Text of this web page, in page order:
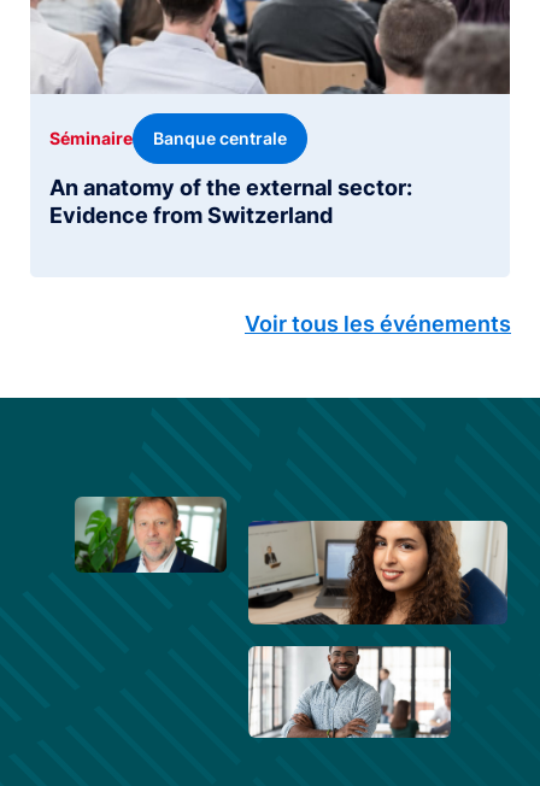
An anatomy of the external sector:
Evidence from Switzerland
Séminaire Banque centrale
Voir tous les événements